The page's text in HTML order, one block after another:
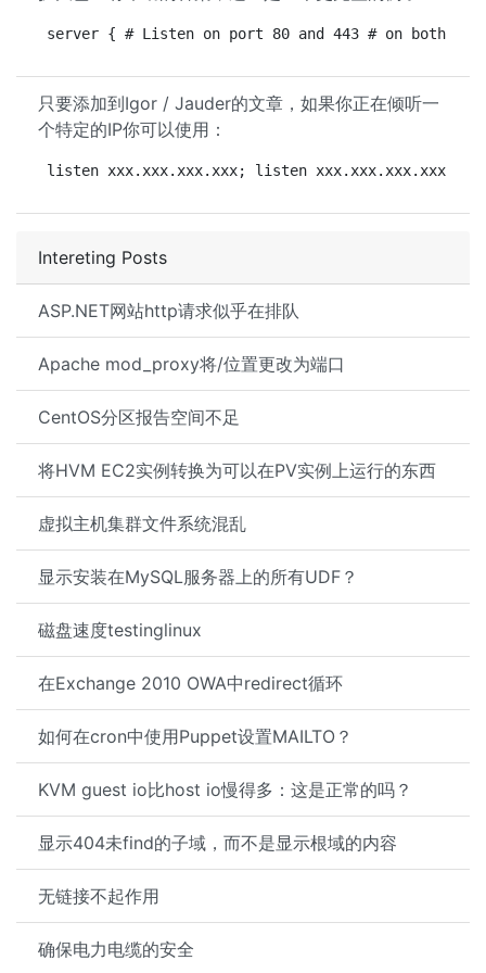
Intereting Posts
ASP.NET网站http请求似乎在排队
Apache mod_proxy将/位置更改为端口
CentOS分区报告空间不足
将HVM EC2实例转换为可以在PV实例上运行的东西
虚拟主机集群文件系统混乱
显示安装在MySQL服务器上的所有UDF？
磁盘速度testinglinux
在Exchange 2010 OWA中redirect循环
如何在cron中使用Puppet设置MAILTO？
KVM guest io比host io慢得多：这是正常的吗？
显示404未find的子域，而不是显示根域的内容
无链接不起作用
确保电力电缆的安全
server { # Listen on port 80 and 443 # on both
只要添加到Igor / Jauder的文章，如果你正在倾听一
个特定的IP你可以使用：
listen xxx.xxx.xxx.xxx; listen